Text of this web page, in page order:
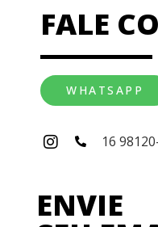
FALE
WHATSAPP
16
ENVIE